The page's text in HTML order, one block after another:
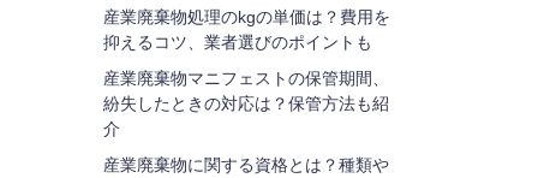
産業廃棄物処理のkgの単価は？費用を
抑えるコツ、業者選びのポイントも
産業廃棄物マニフェストの保管期間、
紛失したときの対応は？保管方法も紹
介
産業廃棄物に関する資格とは？種類や